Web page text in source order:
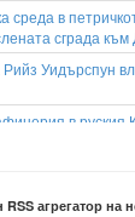
среда в
сграда към
Уидърспун
в руския
RSS агрегатор на